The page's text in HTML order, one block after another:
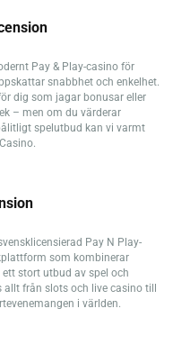
Pay & Play-casino för
snabbhet och enkelhet.
dig som jagar bonusar eller
– men om du värderar
spelutbud kan vi varmt
Pay N Play-
som kombinerar
stort utbud av spel och
allt från slots och live casino till
i världen.